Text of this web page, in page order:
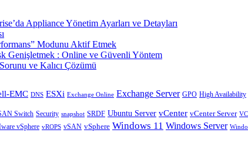
Appliance Yönetim Ayarları ve Detayları
Modunu Aktif Etmek
Genişletmek : Online ve Güvenli Yöntem
ve Kalıcı Çözümü
EMC DNS ESXi Exchange Online Exchange Server GPO High Availability
Switch Security snapshot SRDF Ubuntu Server vCenter vCenter Server
vSphere vROPS vSAN vSphere Windows 11 Windows Server